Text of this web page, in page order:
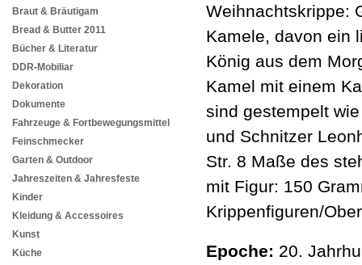
Braut & Bräutigam
Bread & Butter 2011
Bücher & Literatur
DDR-Mobiliar
Dekoration
Dokumente
Fahrzeuge & Fortbewegungsmittel
Feinschmecker
Garten & Outdoor
Jahreszeiten & Jahresfeste
Kinder
Kleidung & Accessoires
Kunst
Küche
Weihnachtskrippe:
Kamele, davon ein
König aus dem
Kamel mit einem
sind gestempelt
und Schnitzer
Str. 8 Maße des
mit Figur: 150
Krippenfiguren/
Epoche: 20.